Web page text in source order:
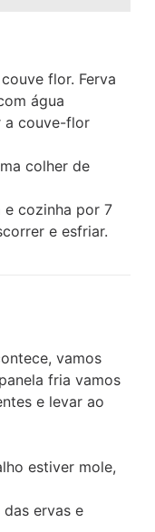
flor. Ferva
água
a couve-flor
colher de
cozinha por 7
e esfriar.
vamos
fria vamos
e levar ao
estiver mole,
ervas e